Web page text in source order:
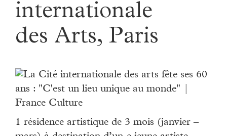
internationale
des Arts, Paris
1 résidence artistique de 3 mois (janvier –